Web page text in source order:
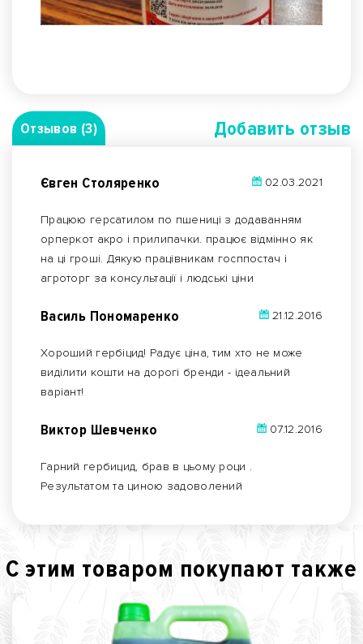
Отзывов (3) Добавить отзыв
Євген Столяренко 02.03.2021
Працюю герсатилом по пшениці з додаванням
орперкот акро і прилипачки. працює відмінно як
на ці гроші. Дякую працівникам госппостач і
агроторг за консультації і людські ціни
Василь Пономаренко 21.12.2016
Хороший гербіцид! Радує ціна, тим хто не може
виділити кошти на дорогі бренди - ідеальний
варіант!
Виктор Шевченко 07.12.2016
Гарний гербицид, брав в цьому роци .
Результатом та циною задоволений
С этим товаром покупают также